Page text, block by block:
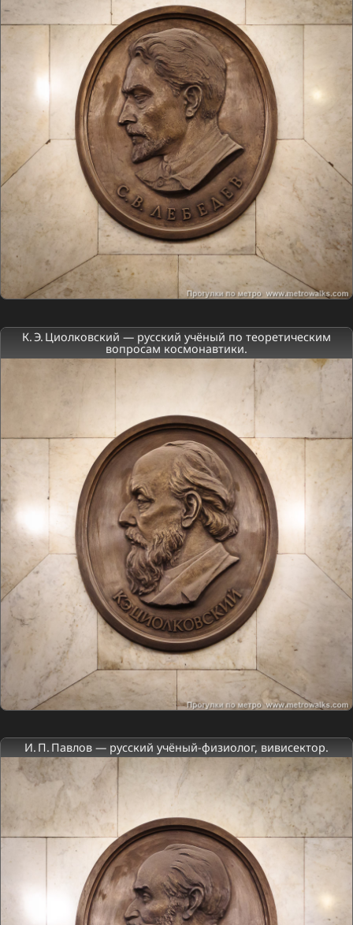
К. Э. Циолковский — русский учёный по теоретическим
вопросам космонавтики.
И. П. Павлов — русский учёный-физиолог, вивисектор.